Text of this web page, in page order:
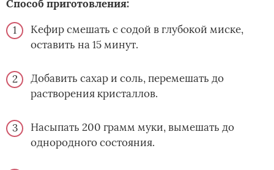
Способ приготовления:
Кефир смешать с содой в глубокой миске,
оставить на 15 минут.
Добавить сахар и соль, перемешать до
растворения кристаллов.
Насыпать 200 грамм муки, вымешать до
однородного состояния.